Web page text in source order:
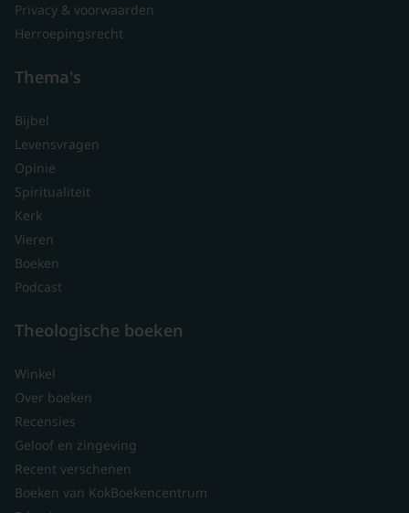
Privacy & voorwaarden
Herroepingsrecht
Thema's
Bijbel
Levensvragen
Opinie
Spiritualiteit
Kerk
Vieren
Boeken
Podcast
Theologische boeken
Winkel
Over boeken
Recensies
Geloof en zingeving
Recent verschenen
Boeken van KokBoekencentrum